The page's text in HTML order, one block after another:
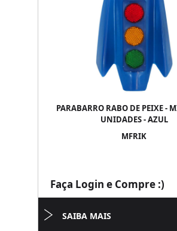
PARABARRO RABO DE PEIXE -
UNIDADES - AZUL
MFRIK
Faça Login e Compre :)
SAIBA MAIS